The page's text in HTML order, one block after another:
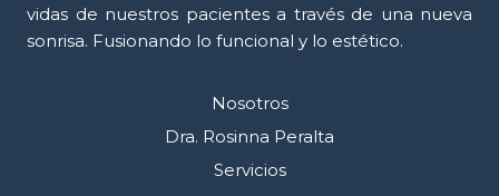
vidas de nuestros pacientes a través de una nueva
sonrisa. Fusionando lo funcional y lo estético.
Nosotros
Dra. Rosinna Peralta
Servicios